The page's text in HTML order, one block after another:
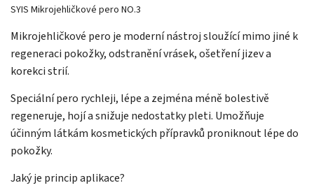
SYIS Mikrojehličkové pero NO.3
Mikrojehličkové pero je moderní nástroj sloužící mimo jiné k
regeneraci pokožky, odstranění vrásek, ošetření jizev a
korekci strií.
Speciální pero rychleji, lépe a zejména méně bolestivě
regeneruje, hojí a snižuje nedostatky pleti. Umožňuje
účinným látkám kosmetických přípravků proniknout lépe do
pokožky.
Jaký je princip aplikace?